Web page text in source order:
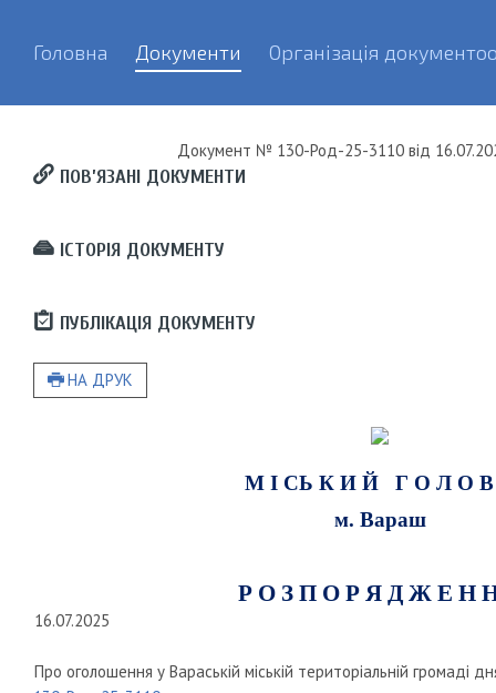
Головна Документи Організація
Документ № 130-Род-25-3110від
ПОВ’ЯЗАНІ ДОКУМЕНТИ
ІСТОРІЯ ДОКУМЕНТУ
ПУБЛІКАЦІЯ ДОКУМЕНТУ
НА ДРУК
М І СЬ К И Й Г О Л О
м. Вараш
Р О З П О Р Я Д Ж Е Н
16.07.2025
Про оголошення у Вараській міській територіальній громаді